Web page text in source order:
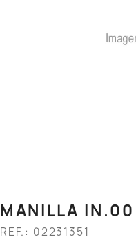
MANILLA
REF.: 02231351